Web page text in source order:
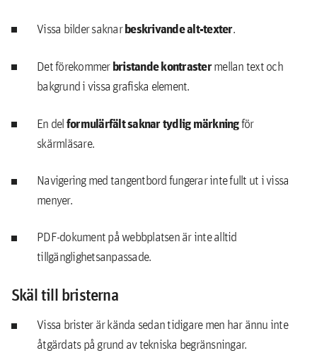
Vissa bilder saknarbeskrivande alt-texter.
Det förekommerbristande kontrastermellan text och
bakgrund i vissa grafiska element.
En delformulärfält saknar tydlig märkningför
skärmläsare.
Navigering med tangentbord fungerar inte fullt ut i vissa
menyer.
PDF-dokument på webbplatsen är inte alltid
tillgänglighetsanpassade.
Skäl till bristerna
Vissa brister är kända sedan tidigare men har ännu inte
åtgärdats på grund av tekniska begränsningar.